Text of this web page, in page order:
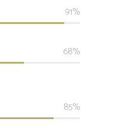
91
68
85